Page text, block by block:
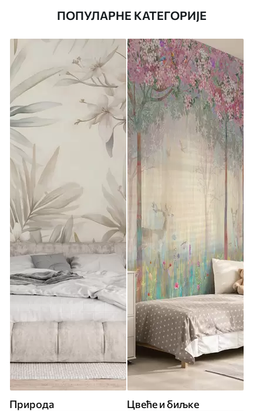
ПОПУЛАРНЕ КАТЕГОРИЈЕ
Природа Цвеће и биљке